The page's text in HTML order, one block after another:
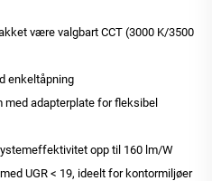
være valgbart CCT (3000 K/3500
enkeltåpning
adapterplate for fleksibel
opp til 160 lm/W
UGR < 19, ideelt for kontormiljøer